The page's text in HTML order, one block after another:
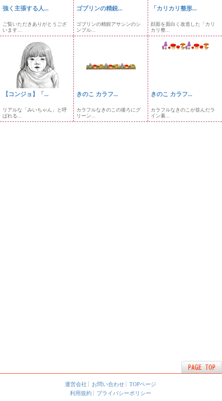
強く主張する人...
ご覧いただきありがとうござ
います...
ゴブリンの精鋭...
ゴブリンの精鋭アサシンのシ
ンプル...
「カリカリ整形...
顔面を面白く改造した「カリ
カリ整...
【コンジョ】「...
リアルな「みいちゃん」と呼
ばれる...
きのこ カラフ...
カラフルなきのこの後ろにグ
リーン...
きのこ カラフ...
カラフルなきのこが並んだラ
イン素...
運営会社 お問い合わせ
TOPページ
利用規約
プライバシーポリシー